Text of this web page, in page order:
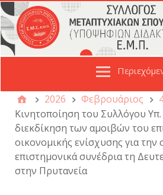
2026 Φεβρουάριος
Κινητοποίηση του Συλλόγου
διεκδίκηση των αμοιβών του
οικονομικής ενίσχυσης για
επιστημονικά συνέδρια τη
στην Πρυτανεία